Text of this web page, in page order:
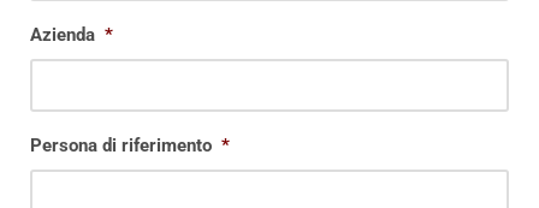
Azienda *
Persona di riferimento *